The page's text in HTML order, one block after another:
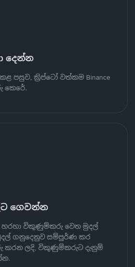
දෙන්න
පසුව, ක්‍රිප්ටෝ වත්කම Binance
කෙරේ.
ගෙවන්න
හරහා විකුණුම්කරු වෙත මුදල්
ගනුදෙනුව සම්පූර්ණ කර
කරන ලදි, විකුණුම්කරුට දැනුම්